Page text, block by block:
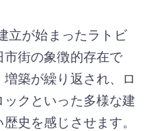
立が始まったラトビ
街の象徴的存在で
築が繰り返され、ロ
クといった多様な建
史を感じさせます。